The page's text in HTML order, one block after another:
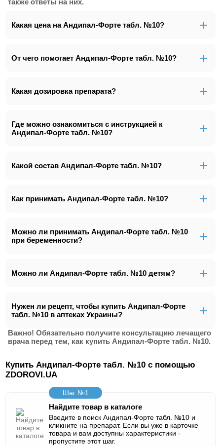
также ответы на них.
Какая цена на Андипал-Форте табл. №10?
От чего помогает Андипал-Форте табл. №10?
Какая дозировка препарата?
Где можно ознакомиться с инструкцией к
Андипал-Форте табл. №10?
Какой состав Андипал-Форте табл. №10?
Как принимать Андипал-Форте табл. №10?
Можно ли принимать Андипал-Форте табл. №10
при беременности?
Можно ли Андипал-Форте табл. №10 детям?
Нужен ли рецепт, чтобы купить Андипал-Форте
табл. №10 в аптеках Украины?
Важно! Обязательно получите консультацию лечащего
врача перед тем, как купить Андипал-Форте табл. №10.
Купить Андипал-Форте табл. №10 с помощью
ZDOROVI.UA
Шаг №1
Найдите товар в каталоге
Введите в поиск Андипал-Форте табл. №10 и
кликните на препарат. Если вы уже в карточке
товара и вам доступны характеристики -
пропустите этот шаг.